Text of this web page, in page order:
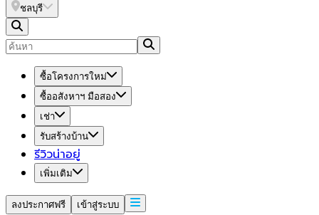
ชลบุรี
ซื้อโครงการใหม่
ซื้ออสังหาฯ มือสอง
เช่า
รับสร้างบ้าน
รีวิวน่าอยู่
เพิ่มเติม
ลงประกาศฟรี เข้าสู่ระบบ